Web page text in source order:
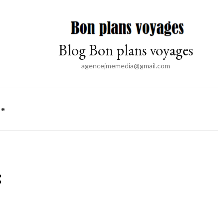
Blog Bon plans voyages
agencejmemedia@gmail.com